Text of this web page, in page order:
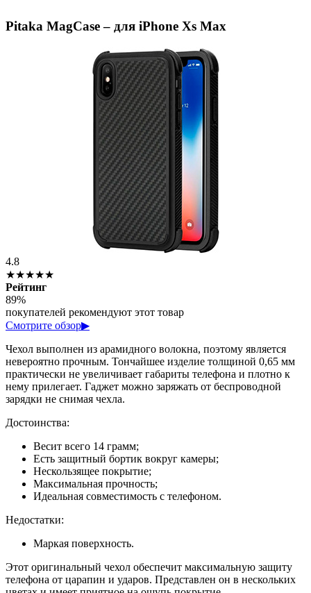
Pitaka MagCase – для iPhone Xs Max
4.8
★★★★★
Рейтинг
89%
покупателей рекомендуют этот товар
Смотрите обзор▶
Чехол выполнен из арамидного волокна, поэтому является
невероятно прочным. Тончайшее изделие толщиной 0,65 мм
практически не увеличивает габариты телефона и плотно к
нему прилегает. Гаджет можно заряжать от беспроводной
зарядки не снимая чехла.
Достоинства:
Весит всего 14 грамм;
Есть защитный бортик вокруг камеры;
Нескользящее покрытие;
Максимальная прочность;
Идеальная совместимость с телефоном.
Недостатки:
Маркая поверхность.
Этот оригинальный чехол обеспечит максимальную защиту
телефона от царапин и ударов. Представлен он в нескольких